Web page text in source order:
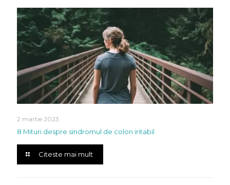
2 martie 2023
8 Mituri despre sindromul de colon iritabil
Citeste mai mult